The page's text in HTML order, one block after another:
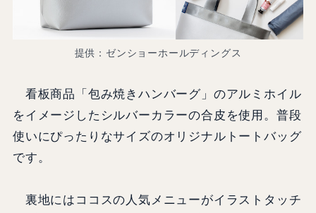
提供：ゼンショーホールディングス
看板商品「包み焼きハンバーグ」のアルミホイル
をイメージしたシルバーカラーの合皮を使用。普段
使いにぴったりなサイズのオリジナルトートバッグ
です。
裏地にはココスの人気メニューがイラストタッチ